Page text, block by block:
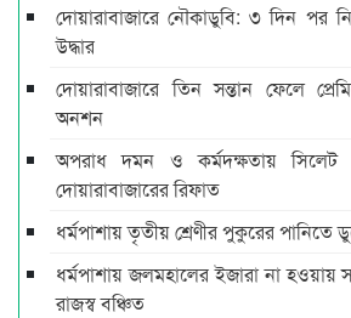
দোয়ারাবাজারে নৌকাডুবি: ৩ দিন পর
উদ্ধার
দোয়ারাবাজারে তিন সন্তান ফেলে
অনশন
অপরাধ দমন ও কর্মদক্ষতায় সিলেট
দোয়ারাবাজারের রিফাত
ধর্মপাশায় তৃতীয় শ্রেণীর পুকুরের পানিতে
ধর্মপাশায় জলমহালের ইজারা না হওয়ায়
রাজস্ব বঞ্চিত